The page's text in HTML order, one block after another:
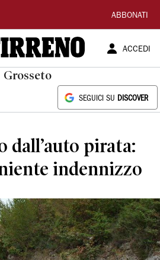
ABBONATI
ACCEDI
Grosseto
SEGUICI SU DISCOVER
dall’auto pirata:
indennizzo